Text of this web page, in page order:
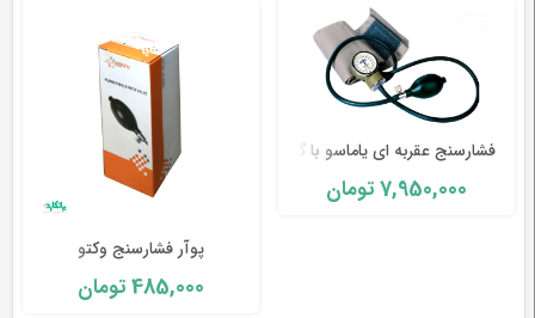
تشخیصی
آموزشی
مراقبت
محیطی
فشارسنج عقربه ای یاماسو با گوشی
7,950,000تومان
پوآر فشارسنج وکتو
485,000تومان